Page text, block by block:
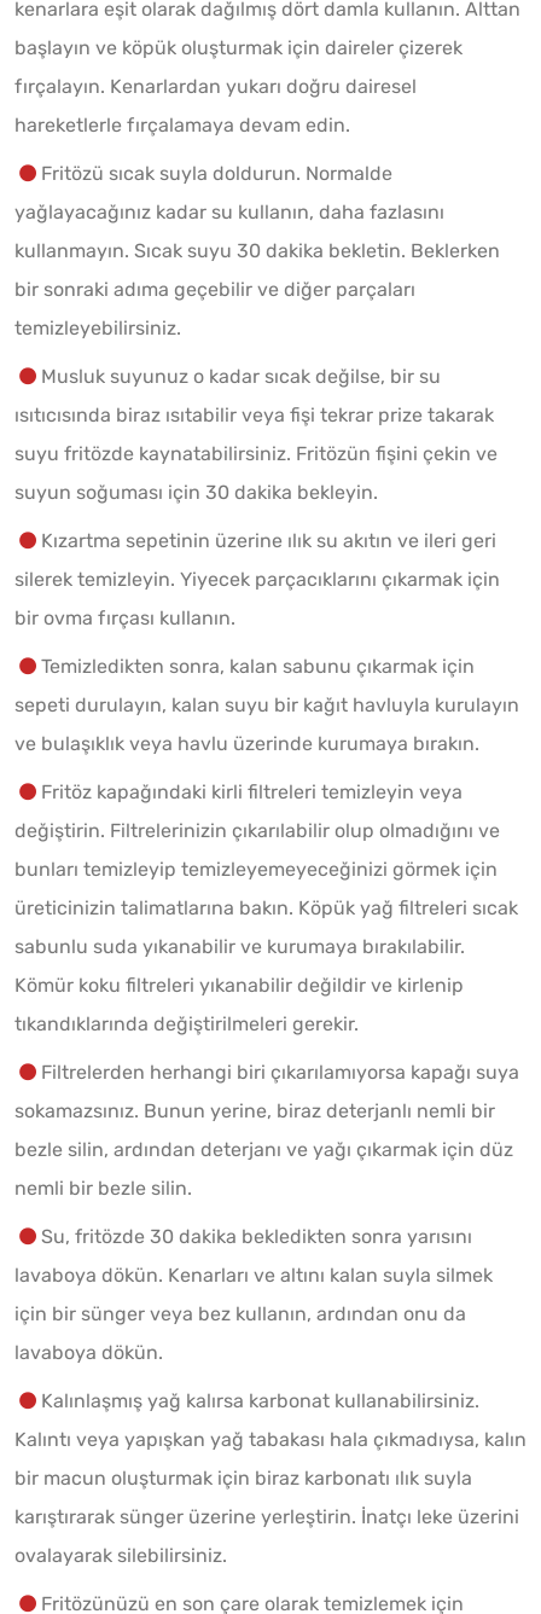
kenarlara eşit olarak dağılmış dört damla kullanın. Alttan
başlayın ve köpük oluşturmak için daireler çizerek
fırçalayın. Kenarlardan yukarı doğru dairesel
hareketlerle fırçalamaya devam edin.
Fritözü sıcak suyla doldurun. Normalde
yağlayacağınız kadar su kullanın, daha fazlasını
kullanmayın. Sıcak suyu 30 dakika bekletin. Beklerken
bir sonraki adıma geçebilir ve diğer parçaları
temizleyebilirsiniz.
Musluk suyunuz o kadar sıcak değilse, bir su
ısıtıcısında biraz ısıtabilir veya fişi tekrar prize takarak
suyu fritözde kaynatabilirsiniz. Fritözün fişini çekin ve
suyun soğuması için 30 dakika bekleyin.
Kızartma sepetinin üzerine ılık su akıtın ve ileri geri
silerek temizleyin. Yiyecek parçacıklarını çıkarmak için
bir ovma fırçası kullanın.
Temizledikten sonra, kalan sabunu çıkarmak için
sepeti durulayın, kalan suyu bir kağıt havluyla kurulayın
ve bulaşıklık veya havlu üzerinde kurumaya bırakın.
Fritöz kapağındaki kirli filtreleri temizleyin veya
değiştirin. Filtrelerinizin çıkarılabilir olup olmadığını ve
bunları temizleyip temizleyemeyeceğinizi görmek için
üreticinizin talimatlarına bakın. Köpük yağ filtreleri sıcak
sabunlu suda yıkanabilir ve kurumaya bırakılabilir.
Kömür koku filtreleri yıkanabilir değildir ve kirlenip
tıkandıklarında değiştirilmeleri gerekir.
Filtrelerden herhangi biri çıkarılamıyorsa kapağı suya
sokamazsınız. Bunun yerine, biraz deterjanlı nemli bir
bezle silin, ardından deterjanı ve yağı çıkarmak için düz
nemli bir bezle silin.
Su, fritözde 30 dakika bekledikten sonra yarısını
lavaboya dökün. Kenarları ve altını kalan suyla silmek
için bir sünger veya bez kullanın, ardından onu da
lavaboya dökün.
Kalınlaşmış yağ kalırsa karbonat kullanabilirsiniz.
Kalıntı veya yapışkan yağ tabakası hala çıkmadıysa, kalın
bir macun oluşturmak için biraz karbonatı ılık suyla
karıştırarak sünger üzerine yerleştirin. İnatçı leke üzerini
ovalayarak silebilirsiniz.
Fritözünüzü en son çare olarak temizlemek için